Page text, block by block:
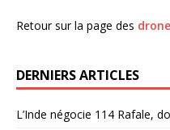
Retour sur la page des
DERNIERS ARTICLES
L’Inde négocie 114 Rafale,